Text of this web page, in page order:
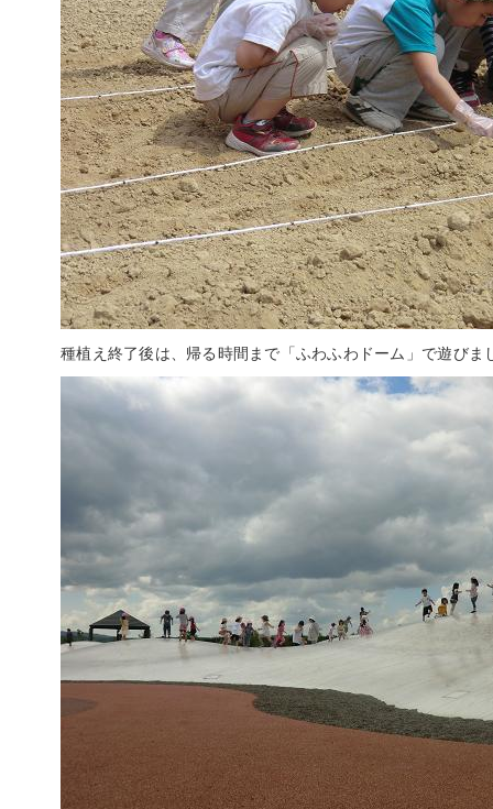
種植え終了後は、帰る時間まで「ふわふわドーム」で遊びま